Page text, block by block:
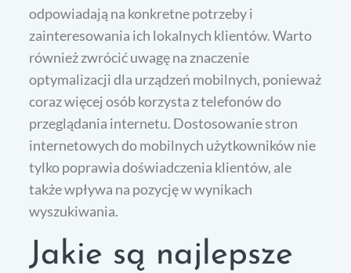
odpowiadają na konkretne potrzeby i
zainteresowania ich lokalnych klientów. Warto
również zwrócić uwagę na znaczenie
optymalizacji dla urządzeń mobilnych, ponieważ
coraz więcej osób korzysta z telefonów do
przeglądania internetu. Dostosowanie stron
internetowych do mobilnych użytkowników nie
tylko poprawia doświadczenia klientów, ale
także wpływa na pozycję w wynikach
wyszukiwania.
Jakie są najlepsze